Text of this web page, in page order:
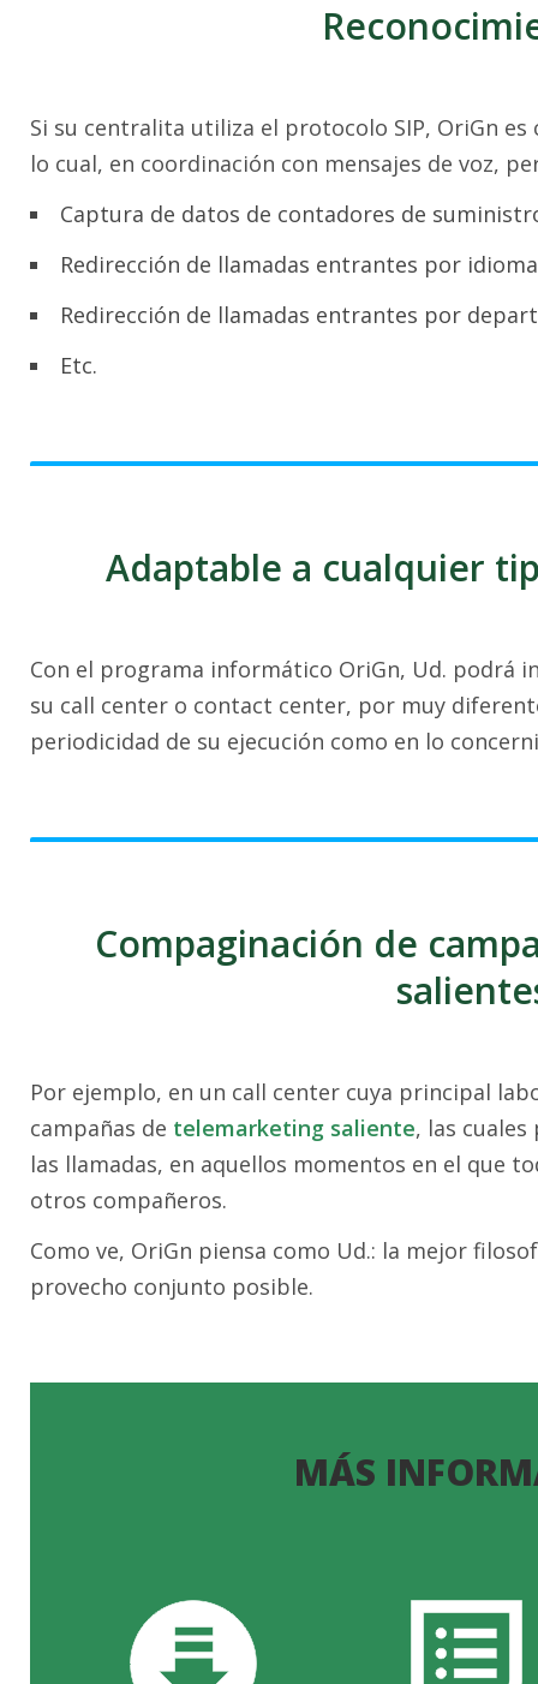
Si su centralita utiliza el protocolo SIP, OriGn
lo cual, en coordinación con mensajes de voz,
Captura de datos de contadores de
Redirección de llamadas entrantes por
Redirección de llamadas entrantes por
Etc.
Adaptable a cualquier
Con el programa informático OriGn, Ud. podrá
su call center o contact center, por muy
periodicidad de su ejecución como en lo
Compaginación de
Por ejemplo, en un call center cuya principal
campañas de telemarketing saliente, las
las llamadas, en aquellos momentos en el que
otros compañeros.
Como ve, OriGn piensa como Ud.: la mejor
provecho conjunto posible.
MÁS